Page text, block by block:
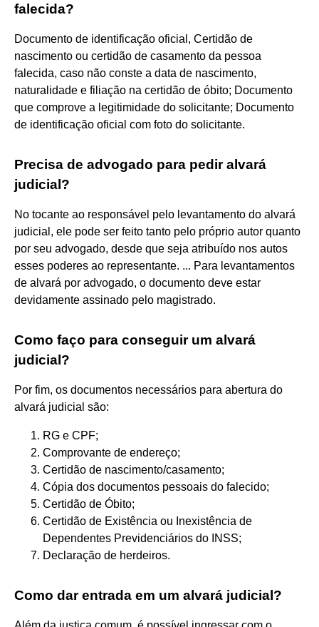
falecida?
Documento de identificação oficial, Certidão de
nascimento ou certidão de casamento da pessoa
falecida, caso não conste a data de nascimento,
naturalidade e filiação na certidão de óbito; Documento
que comprove a legitimidade do solicitante; Documento
de identificação oficial com foto do solicitante.
Precisa de advogado para pedir alvará
judicial?
No tocante ao responsável pelo levantamento do alvará
judicial, ele pode ser feito tanto pelo próprio autor quanto
por seu advogado, desde que seja atribuído nos autos
esses poderes ao representante. ... Para levantamentos
de alvará por advogado, o documento deve estar
devidamente assinado pelo magistrado.
Como faço para conseguir um alvará
judicial?
Por fim, os documentos necessários para abertura do
alvará judicial são:
RG e CPF;
Comprovante de endereço;
Certidão de nascimento/casamento;
Cópia dos documentos pessoais do falecido;
Certidão de Óbito;
Certidão de Existência ou Inexistência de
Dependentes Previdenciários do INSS;
Declaração de herdeiros.
Como dar entrada em um alvará judicial?